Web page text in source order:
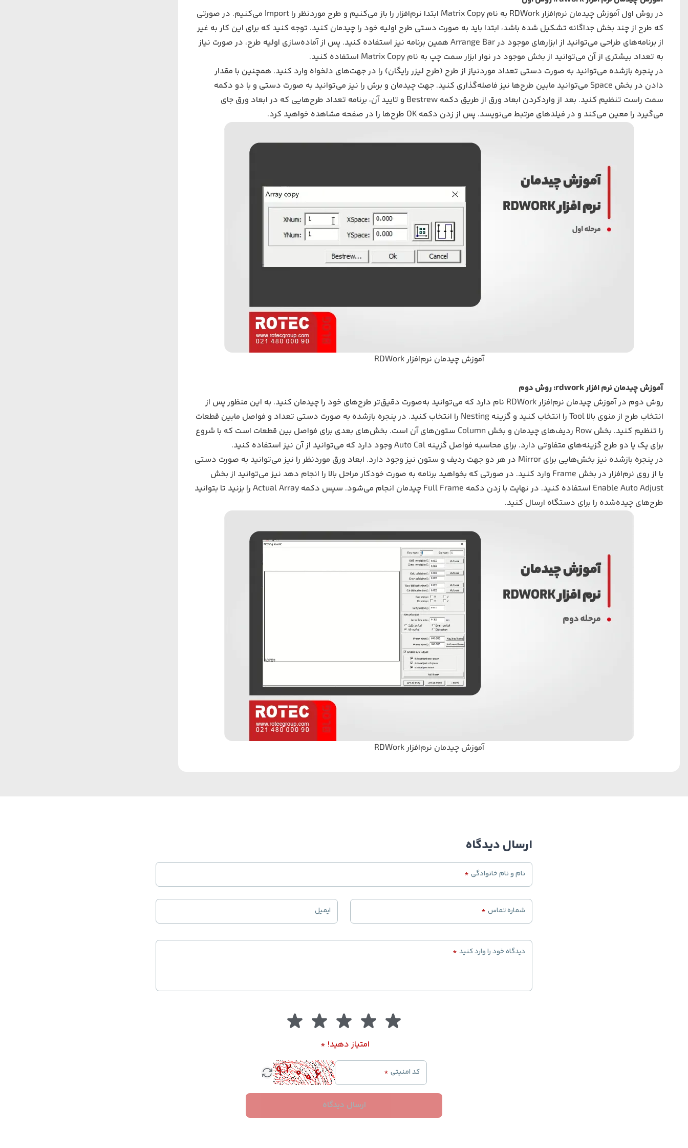
در روش اول آموزش چیدمان نرم‌افزار RDWork به نام Matrix Copy ابتدا نرم‌افزار را باز می‌کنیم و طرح موردنظر را Import می‌کنیم. در صورتی
که طرح از چند بخش جداگانه تشکیل‌ شده باشد، ابتدا باید به صورت دستی طرح اولیه خود را چیدمان کنید. توجه کنید که برای این کار به غیر
از برنامه‌های طراحی می‌توانید از ابزارهای موجود در Arrange Bar همین برنامه نیز استفاده کنید. پس از آماده‌سازی اولیه طرح، در صورت نیاز
به تعداد بیشتری از آن می‌توانید از بخش موجود در نوار ابزار سمت چپ به نام Matrix Copy استفاده کنید.
در پنجره بازشده می‌توانید به صورت دستی تعداد موردنیاز از طرح (طرح لیزر رایگان) را در جهت‌های دلخواه وارد کنید. همچنین با مقدار
دادن در بخش Space می‌توانید مابین طرح‌ها نیز فاصله‌گذاری کنید. جهت چیدمان و برش را نیز می‌توانید به صورت دستی و با دو دکمه
سمت راست تنظیم کنید. بعد از واردکردن ابعاد ورق از طریق دکمه Bestrew و تایید آن، برنامه تعداد طرح‌هایی که در ابعاد ورق جای
می‌گیرد را معین می‌کند و در فیلدهای مرتبط می‌نویسد. پس از زدن دکمه OK طرح‌ها را در صفحه مشاهده‌ خواهید ‌کرد.
آموزش چیدمان نرم‌افزار RDWork
آموزش چیدمان نرم افزار rdwork: روش دوم
روش دوم در آموزش چیدمان نرم‌افزار RDWork نام دارد که می‌توانید به‌صورت دقیق‌تر طرح‌های خود را چیدمان ‌کنید. به این منظور پس از
انتخاب طرح از منوی بالا Tool را انتخاب کنید و گزینه
Nesting را انتخاب کنید. در پنجره بازشده به صورت دستی تعداد و فواصل مابین قطعات
را تنظیم کنید. بخش Row ردیف‌های چیدمان و بخش Column ستون‌های آن است. بخش‌های بعدی برای فواصل بین قطعات است که با شروع
برای یک یا دو طرح گزینه‌های متفاوتی دارد. برای محاسبه فواصل گزینه Auto Cal وجود دارد که می‌توانید از آن نیز استفاده کنید.
در پنجره بازشده نیز بخش‌هایی برای Mirror در هر دو جهت ردیف و ستون نیز وجود دارد. ابعاد ورق موردنظر را نیز می‌توانید به صورت دستی
یا از روی نرم‌افزار در بخش Frame وارد کنید. در صورتی که بخواهید برنامه به صورت خودکار مراحل بالا را انجام دهد نیز می‌توانید از بخش
Enable Auto Adjust استفاده کنید. در نهایت با زدن دکمه Full Frame چیدمان انجام می‌شود. سپس دکمه Actual Array را بزنید تا بتوانید
طرح‌های چیده‌شده را برای دستگاه ارسال کنید.
آموزش چیدمان نرم‌افزار RDWork
ارسال دیدگاه
نام و نام خانوادگی *
شماره تماس * ایمیل
دیدگاه خود را وارد کنید *
امتیاز دهید! *
کد امنیتی *
ارسال دیدگاه